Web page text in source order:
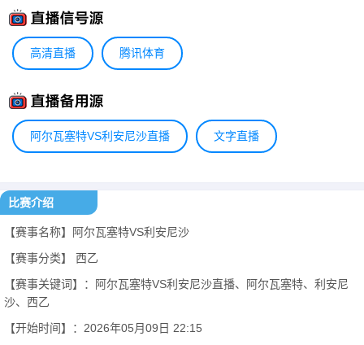
高清直播 腾讯体育
阿尔瓦塞特VS利安尼沙直播 文字直播
比赛介绍
【赛事名称】阿尔瓦塞特VS利安尼沙
【赛事分类】 西乙
【赛事关键词】：阿尔瓦塞特VS利安尼沙直播、阿尔瓦塞特、利安尼
沙、西乙
【开始时间】：2026年05月09日 22:15